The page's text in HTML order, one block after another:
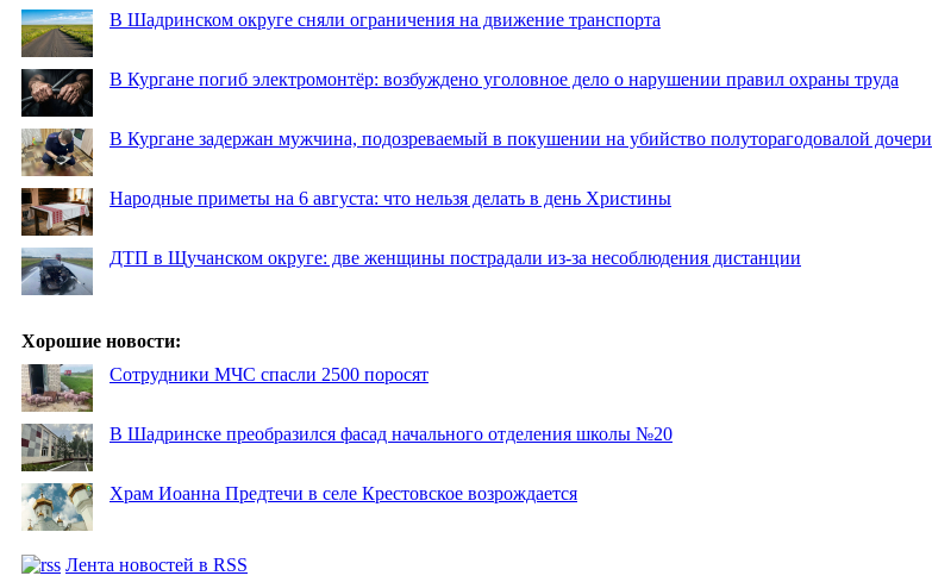
В Шадринском округе сняли ограничения на движение транспорта
В Кургане погиб электромонтёр: возбуждено уголовное дело о нарушении правил охраны труда
В Кургане задержан мужчина, подозреваемый в покушении на убийство полуторагодовалой дочери
Народные приметы на 6 августа: что нельзя делать в день Христины
ДТП в Щучанском округе: две женщины пострадали из-за несоблюдения дистанции
Хорошие новости:
Сотрудники МЧС спасли 2500 поросят
В Шадринске преобразился фасад начального отделения школы №20
Храм Иоанна Предтечи в селе Крестовское возрождается
Лента новостей в RSS